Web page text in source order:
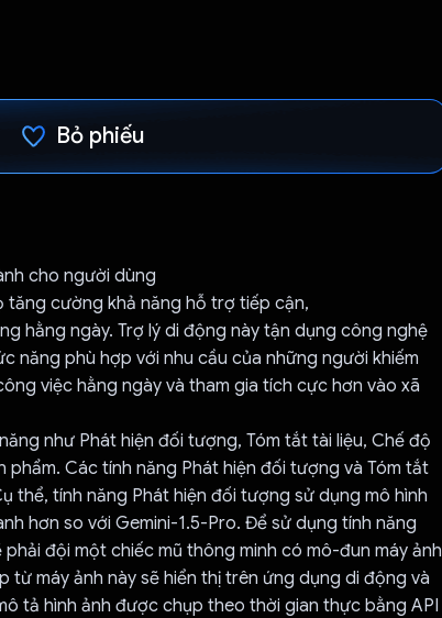
Bỏ phiếu
cho người dùng
tăng cường khả năng hỗ trợ tiếp cận,
hằng ngày. Trợ lý di động này tận dụng công nghệ
năng phù hợp với nhu cầu của những người khiếm
việc hằng ngày và tham gia tích cực hơn vào xã
như Phát hiện đối tượng, Tóm tắt tài liệu, Chế độ
phẩm. Các tính năng Phát hiện đối tượng và Tóm tắt
thể, tính năng Phát hiện đối tượng sử dụng mô hình
hơn so với Gemini-1.5-Pro. Để sử dụng tính năng
đội một chiếc mũ thông minh có mô-đun máy ảnh
từ máy ảnh này sẽ hiển thị trên ứng dụng di động và
tả hình ảnh được chụp theo thời gian thực bằng API